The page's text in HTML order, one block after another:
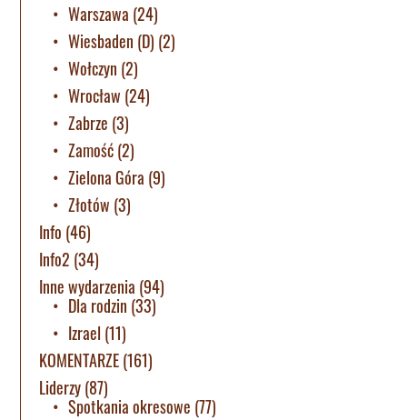
Warszawa (24)
Wiesbaden (D) (2)
Wołczyn (2)
Wrocław (24)
Zabrze (3)
Zamość(2)
Zielona Góra (9)
Złotów (3)
Info (46)
Info2 (34)
Inne wydarzenia (94)
Dla rodzin (33)
Izrael (11)
KOMENTARZE(161)
Liderzy(87)
Spotkania okresowe (77)